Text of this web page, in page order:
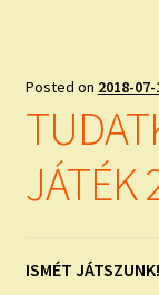
Posted on 2018-07-
JÁTÉK
ISMÉT JÁTSZUNK!